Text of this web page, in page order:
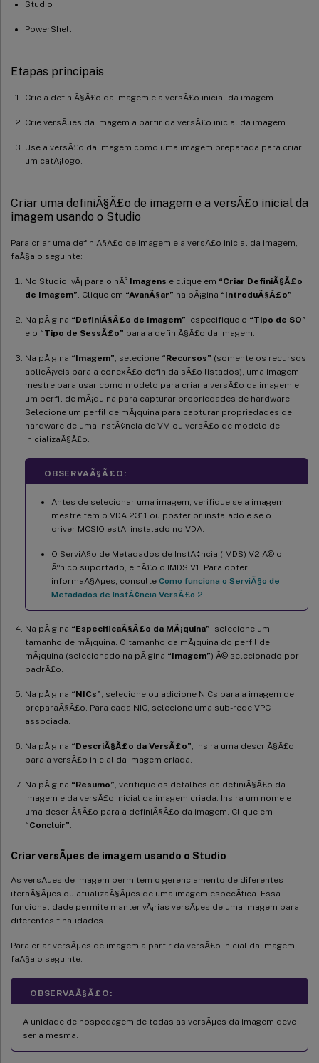
Studio
PowerShell
Etapas principais
Crie a definiÃ§Ã£o da imagem e a versÃ£o inicial da imagem.
Crie versÃµes da imagem a partir da versÃ£o inicial da imagem.
Use a versÃ£o da imagem como uma imagem preparada para criar
um catÃ¡logo.
Criar uma definiÃ§Ã£o de imagem e a versÃ£o inicial da
imagem usando o Studio
Para criar uma definiÃ§Ã£o de imagem e a versÃ£o inicial da imagem,
faÃ§a o seguinte:
No Studio, vÃ¡ para o nÃ³ Imagens e clique em “Criar DefiniÃ§Ã£o
de Imagem” . Clique em “AvanÃ§ar” na pÃ¡gina “IntroduÃ§Ã£o”
Na pÃ¡gina “DefiniÃ§Ã£o de Imagem” , especifique o “Tipo de SO”
e o “Tipo de SessÃ£o” para a definiÃ§Ã£o da imagem.
Na pÃ¡gina “Imagem” , selecione “Recursos” (somente os recursos
aplicÃ¡veis para a conexÃ£o definida sÃ£o listados), uma imagem
mestre para usar como modelo para criar a versÃ£o da imagem e
um perfil de mÃ¡quina para capturar propriedades de hardware.
Selecione um perfil de mÃ¡quina para capturar propriedades de
hardware de uma instÃ¢ncia de VM ou versÃ£o de modelo de
inicializaÃ§Ã£o.
OBSERVAÃ§Ã£O:
Antes de selecionar uma imagem, verifique se a imagem
mestre tem o VDA 2311 ou posterior instalado e se o
driver MCSIO estÃ¡ instalado no VDA.
O ServiÃ§o de Metadados de InstÃ¢ncia (IMDS) V2 Ã© o
Ãºnico suportado, e nÃ£o o IMDS V1. Para obter
informaÃ§Ãµes, consulte Como funciona o ServiÃ§o de
Metadados de InstÃ¢ncia VersÃ£o 2
Na pÃ¡gina “EspecificaÃ§Ã£o da MÃ¡quina” , selecione um
tamanho de mÃ¡quina. O tamanho da mÃ¡quina do perfil de
mÃ¡quina (selecionado na pÃ¡gina “Imagem”) Ã© selecionado por
padrÃ£o.
Na pÃ¡gina “NICs” , selecione ou adicione NICs para a imagem de
preparaÃ§Ã£o. Para cada NIC, selecione uma sub-rede VPC
associada.
Na pÃ¡gina “DescriÃ§Ã£o da VersÃ£o” , insira uma descriÃ§Ã£o
para a versÃ£o inicial da imagem criada.
Na pÃ¡gina “Resumo” , verifique os detalhes da definiÃ§Ã£o da
imagem e da versÃ£o inicial da imagem criada. Insira um nome e
uma descriÃ§Ã£o para a definiÃ§Ã£o da imagem. Clique em
“Concluir”
Criar versÃµes de imagem usando o Studio
As versÃµes de imagem permitem o gerenciamento de diferentes
iteraÃ§Ãµes ou atualizaÃ§Ãµes de uma imagem especÃ­fica. Essa
funcionalidade permite manter vÃ¡rias versÃµes de uma imagem para
diferentes finalidades.
Para criar versÃµes de imagem a partir da versÃ£o inicial da imagem,
faÃ§a o seguinte:
OBSERVAÃ§Ã£O:
A unidade de hospedagem de todas as versÃµes da imagem deve
ser a mesma.